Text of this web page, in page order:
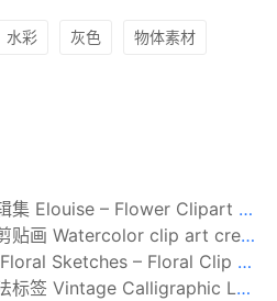
水彩 灰色 物体素材
Elouise – Flower Clipart Set
Watercolor clip art cream roses
Sketches – Floral Clip Art
签 Vintage Calligraphic Label